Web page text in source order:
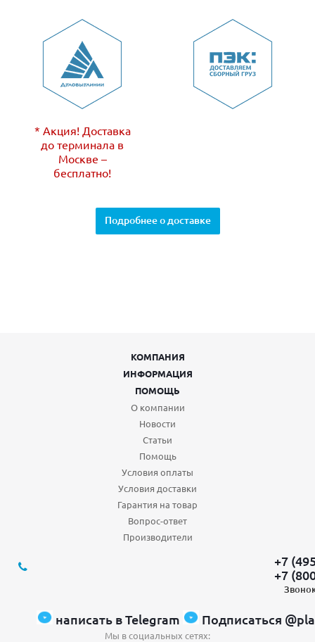
* Акция! Доставка
до терминала в
Москве –
бесплатно!
Подробнее о доставке
КОМПАНИЯ
ИНФОРМАЦИЯ
ПОМОЩЬ
О компании
Новости
Статьи
Помощь
Условия оплаты
Условия доставки
Гарантия на товар
Вопрос-ответ
Производители
+7
+7
написать в Telegram Подписаться
Мы в социальных сетях: